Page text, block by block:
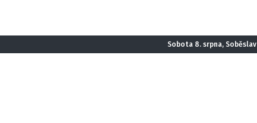
Sobota 8. srpna, Soběslav